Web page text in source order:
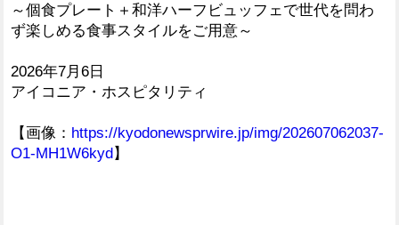
～個食プレート＋和洋ハーフビュッフェで世代を問わ
ず楽しめる食事スタイルをご用意～
2026年7月6日
アイコニア・ホスピタリティ
【画像： https://kyodonewsprwire.jp/img/202607062037-
O1-MH1W6kyd】